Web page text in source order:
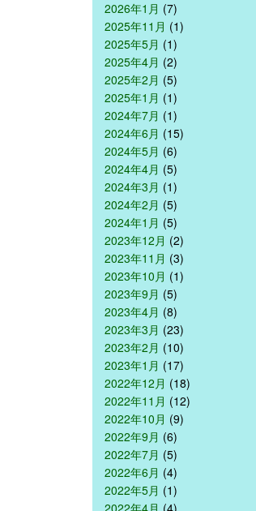
2026年1月 (7)
2025年11月 (1)
2025年5月 (1)
2025年4月 (2)
2025年2月 (5)
2025年1月 (1)
2024年7月 (1)
2024年6月 (15)
2024年5月 (6)
2024年4月 (5)
2024年3月 (1)
2024年2月 (5)
2024年1月 (5)
2023年12月 (2)
2023年11月 (3)
2023年10月 (1)
2023年9月 (5)
2023年4月 (8)
2023年3月 (23)
2023年2月 (10)
2023年1月 (17)
2022年12月 (18)
2022年11月 (12)
2022年10月 (9)
2022年9月 (6)
2022年7月 (5)
2022年6月 (4)
2022年5月 (1)
2022年4月 (4)